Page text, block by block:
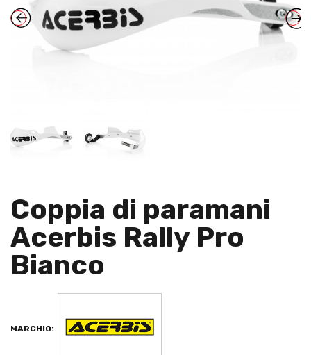
Coppia di paramani
Acerbis Rally Pro
Bianco
MARCHIO: